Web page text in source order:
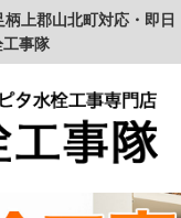
上郡山北町対応・即日
事隊